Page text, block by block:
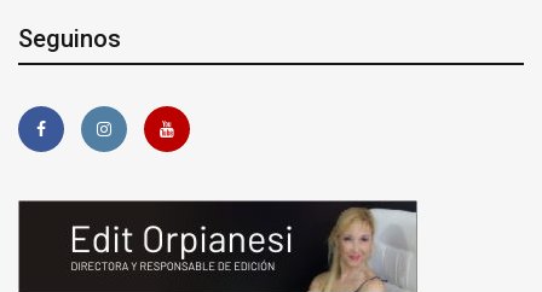
Seguinos